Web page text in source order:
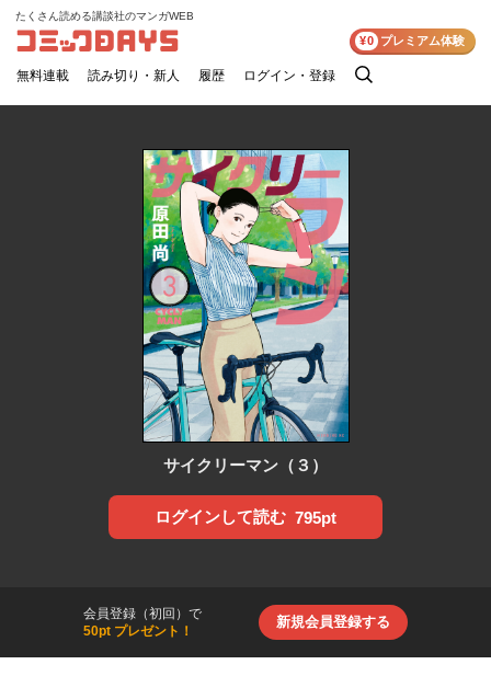
コミックDAYS
たくさん読める講談社のマンガWEB
無料連載 読み切り・新人 履歴 ログイン・登録
検
¥0 プレミアム体験
サイクリーマン（３）
ログインして読む 795pt
会員登録（初回）で
50pt プレゼント！
新規会員登録する